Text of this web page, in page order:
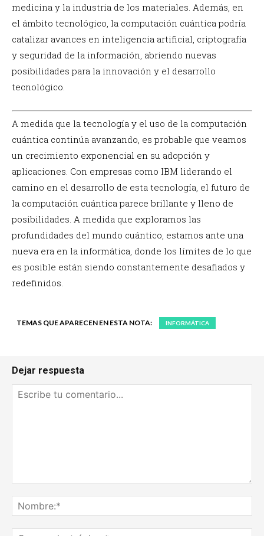
medicina y la industria de los materiales. Además, en
el ámbito tecnológico, la computación cuántica podría
catalizar avances en inteligencia artificial, criptografía
y seguridad de la información, abriendo nuevas
posibilidades para la innovación y el desarrollo
tecnológico.
A medida que la tecnología y el uso de la computación
cuántica continúa avanzando, es probable que veamos
un crecimiento exponencial en su adopción y
aplicaciones. Con empresas como IBM liderando el
camino en el desarrollo de esta tecnología, el futuro de
la computación cuántica parece brillante y lleno de
posibilidades. A medida que exploramos las
profundidades del mundo cuántico, estamos ante una
nueva era en la informática, donde los límites de lo que
es posible están siendo constantemente desafiados y
redefinidos.
TEMAS QUE APARECEN EN ESTA NOTA: INFORMÁTICA
Dejar respuesta
tu
comentario...